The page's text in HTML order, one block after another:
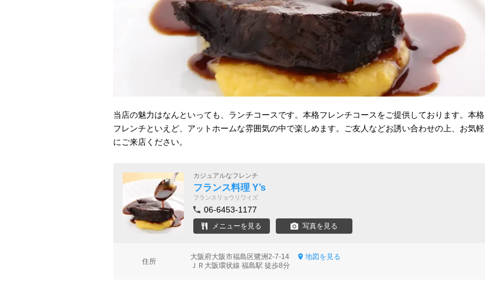
当店の魅力はなんといっても、ランチコースです。本格フレンチコースをご提供しております。本格
フレンチといえど、アットホームな雰囲気の中で楽しめます。ご友人などお誘い合わせの上、お気軽
にご来店ください。
カジュアルなフレンチ
フランス料理 Y’s
フランスリョウリワイズ
06-6453-1177
メニューを見る 写真を見る
住所
大阪府大阪市福島区鷺洲2-7-14
地図を見る
ＪＲ大阪環状線 福島駅 徒歩8分